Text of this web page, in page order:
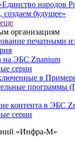
народов
создаем будущее»
организациям
печатными
на ЭБС Znanium
серии
в
контента в ЭБС
серии
«Инфра-М»